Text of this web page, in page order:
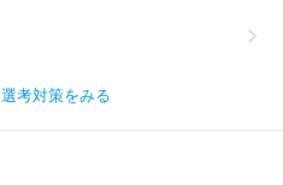
選考対策をみる